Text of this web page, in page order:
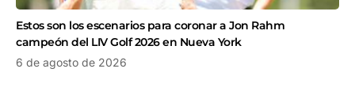
Estos son los escenarios para coronar a Jon Rahm
campeón del LIV Golf 2026 en Nueva York
6 de agosto de 2026